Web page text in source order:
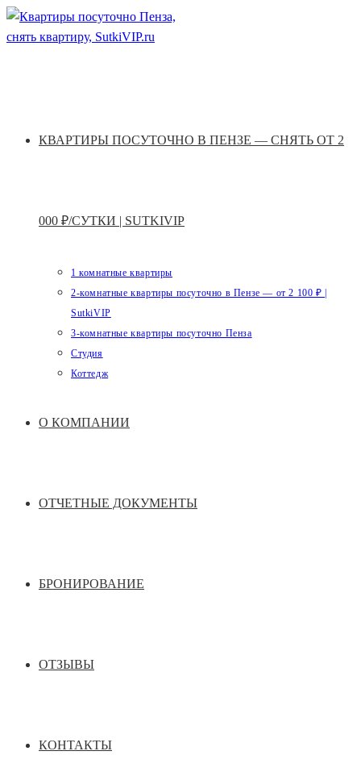
Перейти
к
КВАРТИРЫ ПОСУТОЧНО В ПЕНЗЕ — СНЯТЬ ОТ 2
000 ₽/СУТКИ | SUTKIVIP
1 комнатные квартиры
2-комнатные квартиры посуточно в Пензе — от 2 100 ₽ |
SutkiVIP
3-комнатные квартиры посуточно Пенза
Студия
Коттедж
О КОМПАНИИ
ОТЧЕТНЫЕ ДОКУМЕНТЫ
БРОНИРОВАНИЕ
ОТЗЫВЫ
КОНТАКТЫ